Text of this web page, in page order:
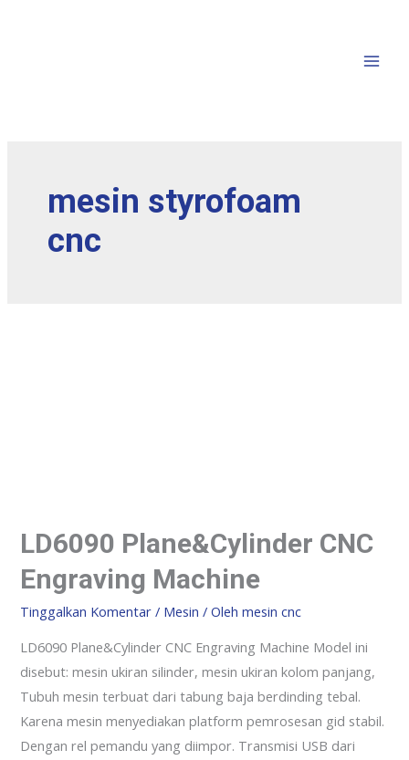
mesin styrofoam
cnc
LD6090 Plane&Cylinder CNC
Engraving Machine
Tinggalkan Komentar / Mesin / Olehmesin cnc
LD6090 Plane&Cylinder CNC Engraving Machine Model ini
disebut: mesin ukiran silinder, mesin ukiran kolom panjang,
Tubuh mesin terbuat dari tabung baja berdinding tebal.
Karena mesin menyediakan platform pemrosesan gid stabil.
Dengan rel pemandu yang diimpor. Transmisi USB dari